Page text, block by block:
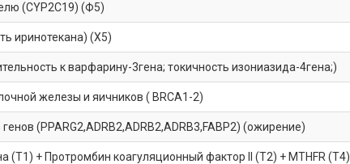
(CYP2C19) (Ф5)
иринотекана) (Х5)
к варфарину-3гена; токичность изониазида-4гена;)
железы и яичников ( BRCA1-2)
(PPARG2,ADRB2,ADRB2,ADRB3,FABP2) (ожирение)
(Т1) + Протромбин коагуляционный фактор II (Т2) + MTHFR (Т4)